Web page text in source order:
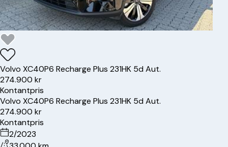
Volvo XC40P6 Recharge Plus 231HK 5d Aut.
274.900 kr
Kontantpris
Volvo XC40P6 Recharge Plus 231HK 5d Aut.
274.900 kr
Kontantpris
2/2023